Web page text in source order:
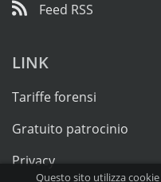
Feed RSS
LINK
Tariffe forensi
Gratuito patrocinio
Privacy
Questo sito utilizza